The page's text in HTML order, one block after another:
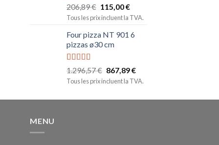
Note5.00
sur 5
206,89€ 115,00€
Tous les prix incluent la TVA.
Four pizza NT 901 6
pizzas ø30 cm
Note5.00
1.296,57€ 867,89€
Tous les prix incluent la TVA.
MENU